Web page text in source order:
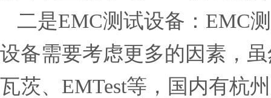
二是EMC测试设备 ： EMC
设备需要考虑更多的 因素 ，
瓦茨、EMTest等， 国内有杭州